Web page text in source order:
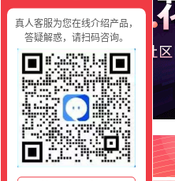
真人客服为您在线介绍产品，
答疑解惑，请扫码咨询。